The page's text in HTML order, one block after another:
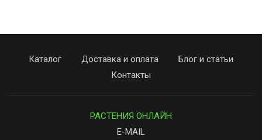
Каталог Доставка и оплата
Блог и статьи
Контакты
РАСТЕНИЯ ОНЛАЙН
E-MAIL